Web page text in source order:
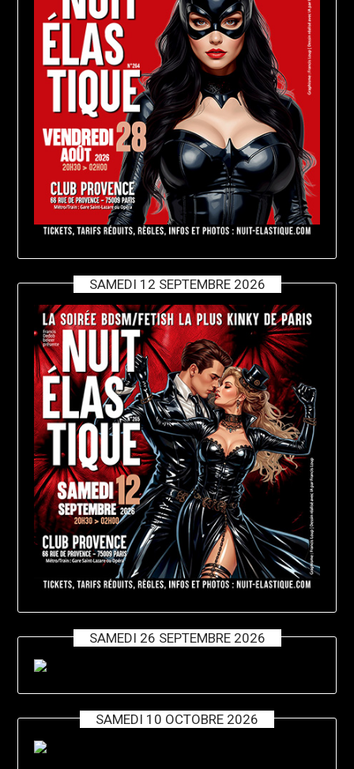
SAMEDI 12 SEPTEMBRE 2026
SAMEDI 26 SEPTEMBRE 2026
SAMEDI 10 OCTOBRE 2026